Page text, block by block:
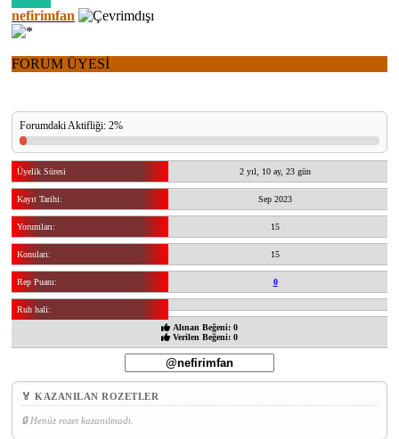
nefirimfan
FORUM ÜYESİ
Forumdaki Aktifliği: 2%
Üyelik Süresi 2 yıl, 10 ay, 23 gün
Kayıt Tarihi: Sep 2023
Yorumları: 15
Konuları: 15
Rep Puanı: 0
Ruh hali:
Alınan Beğeni: 0
Verilen Beğeni: 0
🏅 KAZANILAN ROZETLER
🔒 Henüz rozet kazanılmadı.